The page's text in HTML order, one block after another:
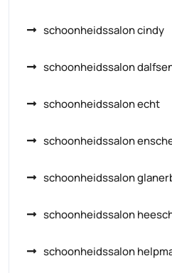
schoonheidssalon cindy
schoonheidssalon
schoonheidssalon echt
schoonheidssalon
schoonheidssalon
schoonheidssalon
schoonheidssalon